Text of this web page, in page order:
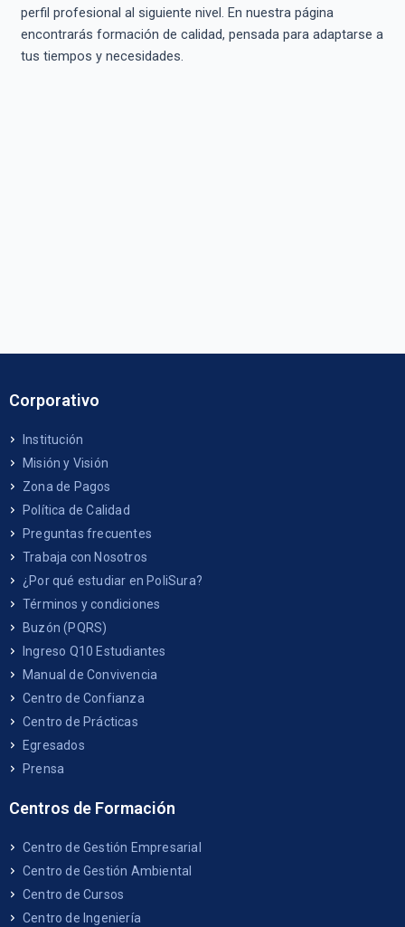
perfil profesional al siguiente nivel. En nuestra página
encontrarás formación de calidad, pensada para adaptarse a
tus tiempos y necesidades.
Corporativo
Institución
Misión y Visión
Zona de Pagos
Política de Calidad
Preguntas frecuentes
Trabaja con Nosotros
¿Por qué estudiar en PoliSura?
Términos y condiciones
Buzón (PQRS)
Ingreso Q10 Estudiantes
Manual de Convivencia
Centro de Confianza
Centro de Prácticas
Egresados
Prensa
Centros de Formación
Centro de Gestión Empresarial
Centro de Gestión Ambiental
Centro de Cursos
Centro de Ingeniería